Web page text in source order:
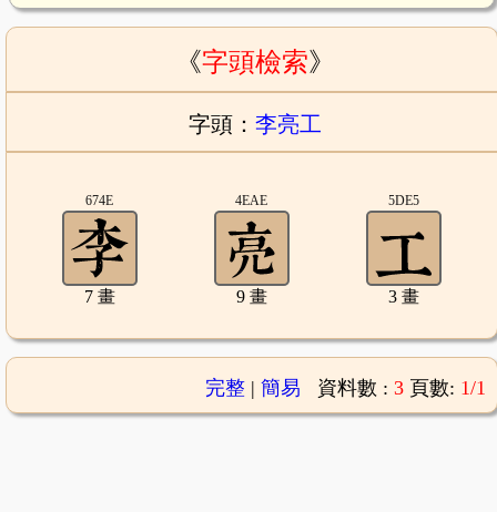
《字頭檢索》
字頭： 李亮工
674E
7 畫
4EAE
9 畫
5DE5
3 畫
完整| 簡易 資料數 : 3 頁數: 1/1